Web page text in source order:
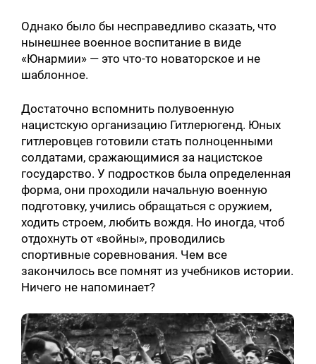
Однако было бы несправедливо сказать, что
нынешнее военное воспитание в виде
«Юнармии» — это что-то новаторское и не
шаблонное.
Достаточно вспомнить полувоенную
нацистскую организацию Гитлерюгенд. Юных
гитлеровцев готовили стать полноценными
солдатами, сражающимися за нацистское
государство. У подростков была определенная
форма, они проходили начальную военную
подготовку, учились обращаться с оружием,
ходить строем, любить вождя. Но иногда, чтоб
отдохнуть от «войны», проводились
спортивные соревнования. Чем все
закончилось все помнят из учебников истории.
Ничего не напоминает?